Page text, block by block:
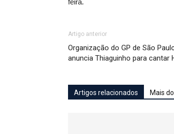
Artigo anterior
Organização do GP de São
anuncia Thiaguinho para cantar
Artigos relacionados Mais